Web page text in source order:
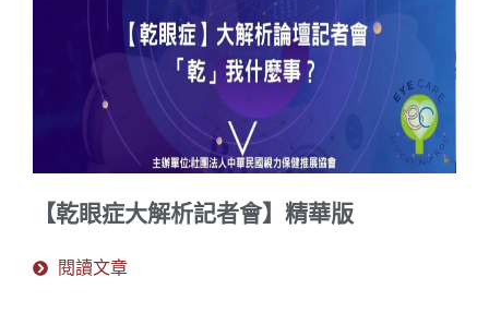
【乾眼症大解析記者會】精華版
閱讀文章